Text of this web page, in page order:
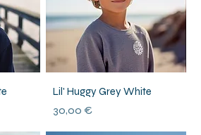
Lil' Huggy Grey White
Prix
30,00 €